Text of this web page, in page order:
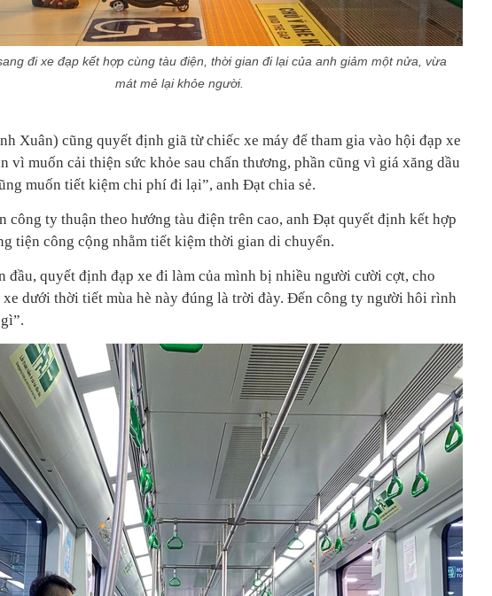
đi xe đạp kết hợp cùng tàu điện, thời gian đi lại của anh giảm một nửa, vừa
mát mẻ lại khỏe người.
Xuân) cũng quyết định giã từ chiếc xe máy để tham gia vào hội đạp xe
vì muốn cải thiện sức khỏe sau chấn thương, phần cũng vì giá xăng dầu
muốn tiết kiệm chi phí đi lại”, anh Đạt chia sẻ.
công ty thuận theo hướng tàu điện trên cao, anh Đạt quyết định kết hợp
tiện công cộng nhằm tiết kiệm thời gian di chuyển.
đầu, quyết định đạp xe đi làm của mình bị nhiều người cười cợt, cho
dưới thời tiết mùa hè này đúng là trời đày. Đến công ty người hôi rình